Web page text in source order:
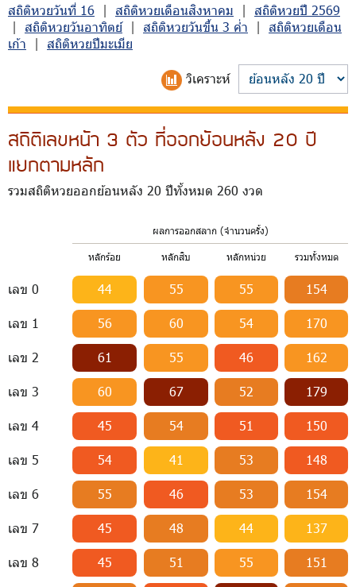
สถิติหวยวันที่ 16 | สถิติหวยเดือนสิงหาคม | สถิติหวยปี 2569
| สถิติหวยวันอาทิตย์| สถิติหวยวันขึ้น 3 ค่ำ | สถิติหวยเดือน
เก้า | สถิติหวยปีมะเมีย
วิเคราะห์
สถิติเลขหน้า 3 ตัว ที่ออกย้อนหลัง 20 ปี
แยกตามหลัก
รวมสถิติหวยออกย้อนหลัง 20 ปีทั้งหมด 260 งวด
ผลการออกสลาก (จำนวนครั้ง)
หลักร้อย หลักสิบ หลักหน่วย รวมทั้งหมด
เลข 0 44 55 55 154
เลข 1 56 60 54 170
เลข 2 61 55 46 162
เลข 3 60 67 52 179
เลข 4 45 54 51 150
เลข 5 54 41 53 148
เลข 6 55 46 53 154
เลข 7 45 48 44 137
เลข 8 45 51 55 151